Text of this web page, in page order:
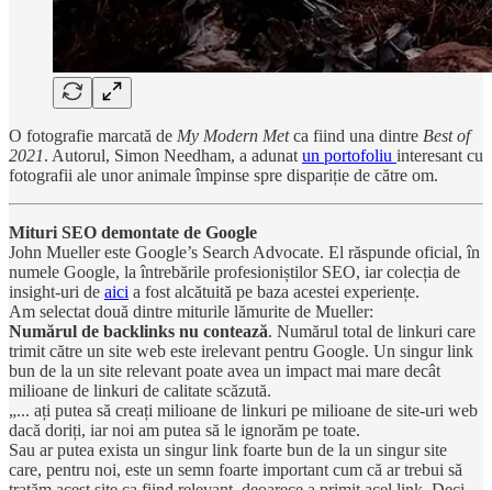
O fotografie marcată de My Modern Metca fiind una dintre Best of
2021. Autorul, Simon Needham, a adunat un portofoliu interesant cu
fotografii ale unor animale împinse spre dispariție de către om.
Mituri SEO demontate de Google
John Mueller este Google’s Search Advocate. El răspunde oficial, în
numele Google, la întrebările profesioniștilor SEO, iar colecția de
insight-uri de aici a fost alcătuită pe baza acestei experiențe.
Am selectat două dintre miturile lămurite de Mueller:
Numărul de backlinks nu contează. Numărul total de linkuri care
trimit către un site web este irelevant pentru Google. Un singur link
bun de la un site relevant poate avea un impact mai mare decât
milioane de linkuri de calitate scăzută.
„... ați putea să creați milioane de linkuri pe milioane de site-uri web
dacă doriți, iar noi am putea să le ignorăm pe toate.
Sau ar putea exista un singur link foarte bun de la un singur site
care, pentru noi, este un semn foarte important cum că ar trebui să